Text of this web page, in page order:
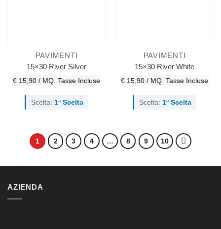
PAVIMENTI
15×30 River Silver
€ 15,90 / MQ. Tasse Incluse
Scelta: 1ª Scelta
PAVIMENTI
15×30 River White
€ 15,90 / MQ. Tasse Incluse
Scelta: 1ª Scelta
1 2 3 4 … 8 9 10
AZIENDA